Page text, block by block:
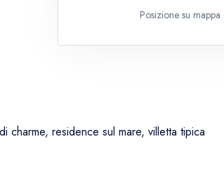
Posizione su mappa
charme, residence sul mare, villetta tipica